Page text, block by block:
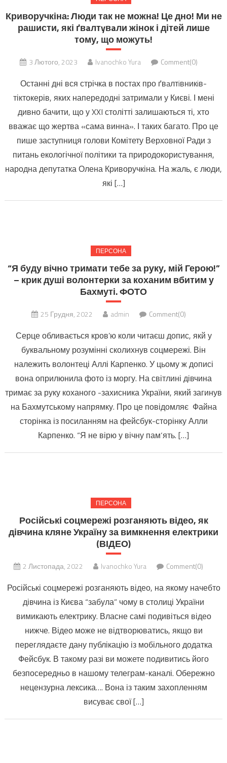
Криворучкіна: Люди так не можна! Це дно! Ми не
рашисти, які ґвaлтyвaли жінок і дітей лише
тому, що можуть!
3 Лютого, 2023 Ivanochko Yura Comment(0)
Останні дні вся стрічка в постах про ґвaлтiвникiв-
тіктокерів, яких напередодні затримали у Києві. І мені
дивно бачити, що у XXI столітті залишаються ті, хто
вважає що жертва «сама винна». І таких багато. Про це
пише заступниця голови Комітету Верховної Ради з
питань екологічної політики та природокористування,
народна депутатка Олена Криворучкіна. На жаль, є люди,
які […]
ПЕРСОНА
“Я буду вічно тримати тебе за руку, мій Герою!”
– крик душі волонтерки за коханим вбитим у
Бахмуті. ФОТО
25 Грудня, 2022 admin Comment(0)
Серце обливається кров’ю коли читаєш допис, якй у
буквальному розумінні сколихнув соцмережі. Він
належить волонтеці Аллі Карпенко. У цьому ж дописі
вона оприлюнила фото із моргу. На світлині дівчина
тримає за руку коханого -захисника України, який загинув
на Бахмутському напрямку. Про це повідомляє Файна
сторінка із посиланням на фейсбук-сторінку Алли
Карпенко. “Я не вірю у вічну пам‘ять. […]
ПЕРСОНА
Російські соцмережі розганяють відео, як
дівчина кляне Україну за вимкнення електрики
(ВІДЕО)
2 Листопада, 2022 Ivanochko Yura Comment(0)
Російські соцмережі розганяють відео, на якому начебто
дівчина із Києва “забула” чому в столиці України
вимикають електрику. Власне самі подивіться відео
нижче. Відео може не відтворюватись, якщо ви
переглядаєте дану публікацію із мобільного додатка
Фейсбук. В такому разі ви можете подивитись його
безпосередньо в нашому телеграм-каналі. Обережно
нецензурна лексика…. Вона із таким захопленням
висуває свої […]